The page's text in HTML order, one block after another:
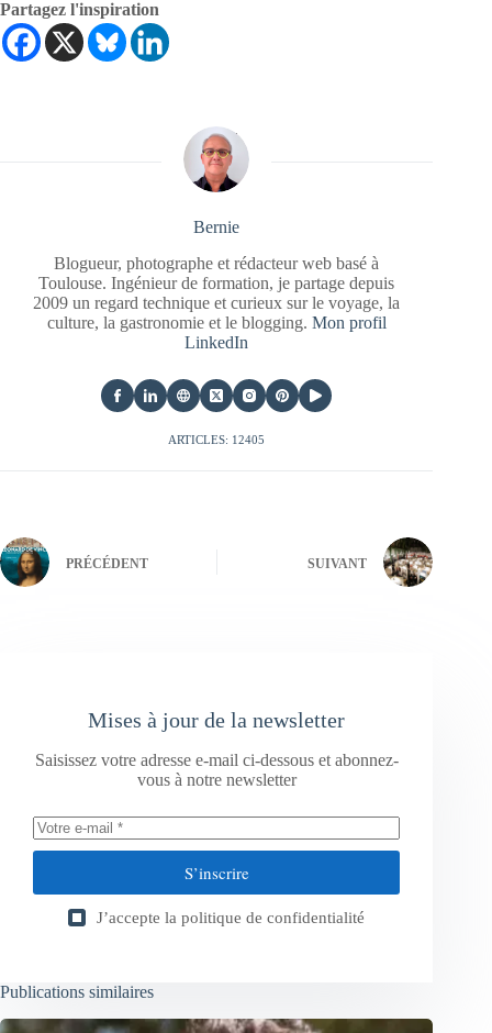
Partagez l'inspiration
Bernie
Blogueur, photographe et rédacteur web basé à
Toulouse. Ingénieur de formation, je partage depuis
2009 un regard technique et curieux sur le voyage, la
culture, la gastronomie et le blogging. Mon profil
LinkedIn
ARTICLES: 12405
PRÉCÉDENT SUIVANT
Mises à jour de la newsletter
Saisissez votre adresse e-mail ci-dessous et abonnez-
vous à notre newsletter
S’inscrire
J’accepte la politique de confidentialité
Publications similaires